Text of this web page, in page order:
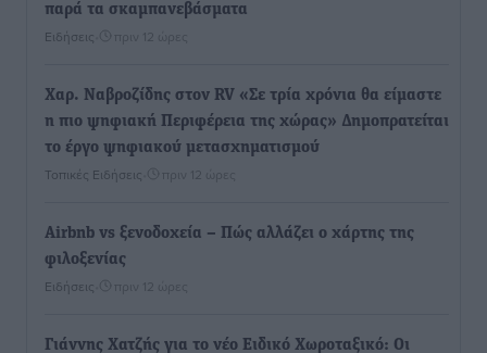
παρά τα σκαμπανεβάσματα
Ειδήσεις πριν 12 ώρες
Χαρ. Ναβροζίδης στον RV «Σε τρία χρόνια θα είμαστε
η πιο ψηφιακή Περιφέρεια της χώρας» Δημοπρατείται
το έργο ψηφιακού μετασχηματισμού
Τοπικές Ειδήσεις πριν 12 ώρες
Airbnb vs ξενοδοχεία – Πώς αλλάζει ο χάρτης της
φιλοξενίας
Ειδήσεις πριν 12 ώρες
Γιάννης Χατζής για το νέο Ειδικό Χωροταξικό: Οι